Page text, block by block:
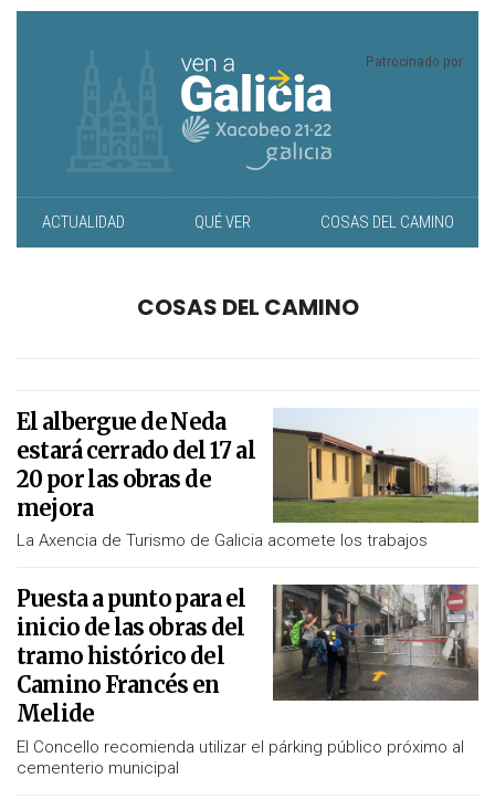
Patrocinado por
ACTUALIDAD QUÉ VER COSAS DEL CAMINO
COSAS DEL CAMINO
El albergue de Neda
estará cerrado del 17 al
20 por las obras de
mejora
La Axencia de Turismo de Galicia acomete los trabajos
Puesta a punto para el
inicio de las obras del
tramo histórico del
Camino Francés en
Melide
El Concello recomienda utilizar el párking público próximo al
cementerio municipal